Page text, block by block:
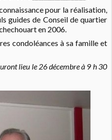
pour la réalisation,
guides de Conseil de quartier
en 2006.
condoléances à sa famille et
lieu le 26 décembre à 9 h 30